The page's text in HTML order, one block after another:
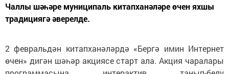
Чаллы шәһәре муниципаль китапханәләре өчен яхшы
традициягә әверелде.
2 февральдән китапханәләрдә «Бергә имин Интернет
өчен» дигән шәһәр акциясе старт ала. Акция чаралары